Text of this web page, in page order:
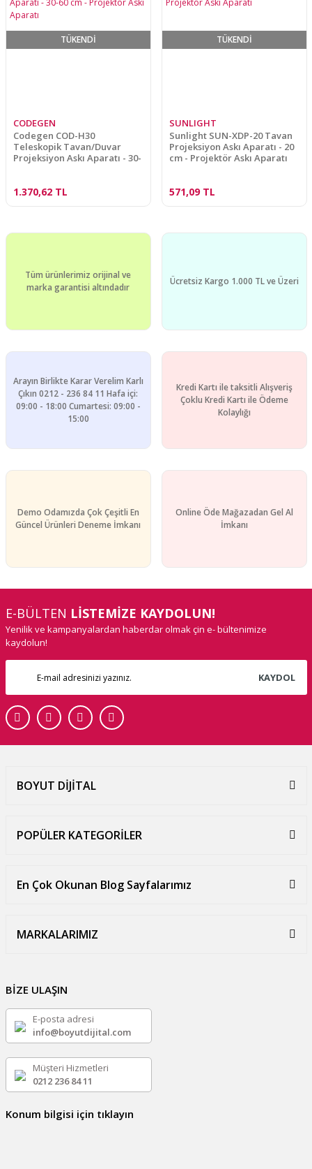
TÜKENDİ
CODEGEN
Codegen COD-H30
Teleskopik Tavan/Duvar
Projeksiyon Askı Aparatı - 30-
1.370,62 TL
TÜKENDİ
SUNLIGHT
Sunlight SUN-XDP-20 Tavan
Projeksiyon Askı Aparatı - 20
cm - Projektör Askı Aparatı
571,09 TL
Tüm ürünlerimiz orijinal ve
marka garantisi altındadır
Ücretsiz Kargo 1.000 TL ve Üzeri
Arayın Birlikte Karar Verelim Karlı
Çıkın 0212 - 236 84 11 Hafa içi:
09:00 - 18:00 Cumartesi: 09:00 -
15:00
Kredi Kartı ile taksitli Alışveriş
Çoklu Kredi Kartı ile Ödeme
Kolaylığı
Demo Odamızda Çok Çeşitli En
Güncel Ürünleri Deneme İmkanı
Online Öde Mağazadan Gel Al
İmkanı
E-BÜLTEN LİSTEMİZE KAYDOLUN!
Yenilik ve kampanyalardan haberdar olmak çin e- bültenimize
kaydolun!
KAYDOL
BOYUT DİJİTAL
POPÜLER KATEGORİLER
En Çok Okunan Blog Sayfalarımız
MARKALARIMIZ
BİZE ULAŞIN
E-posta adresi
info@boyutdijital.com
Müşteri Hizmetleri
0212 236 84 11
Konum bilgisi için tıklayın